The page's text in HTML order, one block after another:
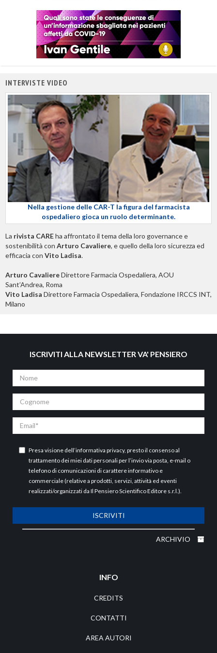
INTERVISTE VIDEO
Nella gestione delle CAR-T la figura del farmacista
ospedaliero gioca un ruolo determinante.
La rivista CAREha affrontato il tema della loro governance e
sostenibilità con Arturo Cavaliere, e quello della loro sicurezza ed
efficacia con Vito Ladisa.
Arturo CavaliereDirettore Farmacia Ospedaliera, AOU
Sant’Andrea, Roma
Vito Ladisa Direttore Farmacia Ospedaliera, Fondazione IRCCS INT,
Milano
ISCRIVITI ALLA NEWSLETTER VA' PENSIERO
Nome
Cognome
Email
Presa visione dell’informativa privacy, presto il consenso al
trattamento dei miei dati personali per l’invio via posta, e-mail o
telefono di comunicazioni di carattere informativo e
commerciale (relative a prodotti, servizi, attività ed eventi
realizzati/organizzati da Il Pensiero Scientifico Editore s.r.l.).
ISCRIVITI
ARCHIVIO
INFO
CREDITS
CONTATTI
AREA AUTORI